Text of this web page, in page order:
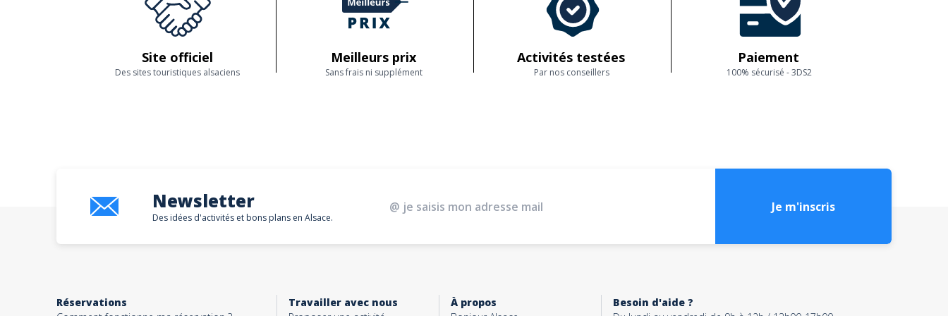
Site officiel
Des sites touristiques alsaciens
Meilleurs prix
Sans frais ni supplément
Activités testées
Par nos conseillers
Paiement
100% sécurisé - 3DS2
Newsletter
Des idées d'activités et bons plans en Alsace.
Je m'inscris
Réservations
Travailler avec nous
À propos
Besoin d'aide ?